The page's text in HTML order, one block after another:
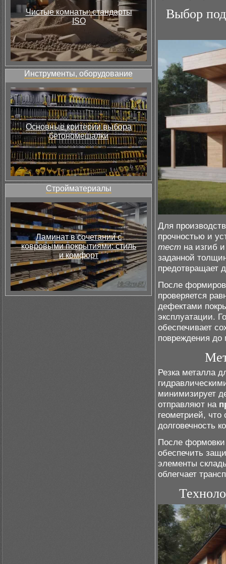
Чистые комнаты: стандарты
ISO
Инструменты, оборудование
Основные критерии выбора
бетономешалки
Стройматериалы
Ламинат в сочетании с
ковровыми покрытиями: стиль
и комфорт
Выбор
Для
прочностью и
тест на изгиб
заданной
предотвращает
После
проверяется
дефектами
эксплуатации.
обеспечивает
повреждения до
Резка металла
минимизирует
отправляют на
геометрией,
долговечность
После формовки
обеспечить
элементы
облегчает